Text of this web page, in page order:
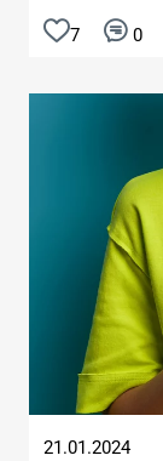
7 0
21.01.2024